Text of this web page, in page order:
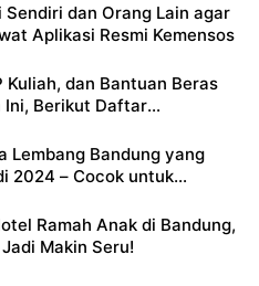
Sendiri dan Orang Lain agar
Aplikasi Resmi Kemensos
Kuliah, dan Bantuan Beras
Ini, Berikut Daftar
Lembang Bandung yang
2024 – Cocok untuk
Ramah Anak di Bandung,
Makin Seru!